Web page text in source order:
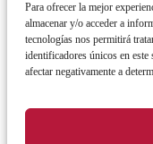
Para ofrecer la mejor
almacenar y/o acceder a
tecnologías nos permitirá
identificadores únicos en
afectar negativamente a